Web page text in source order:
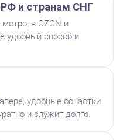
основе
и странам СНГ
в OZON и
удобный способ и
удобные оснастки
и служит долго.